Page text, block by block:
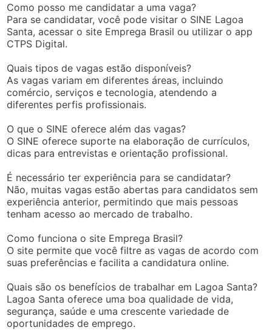
Como posso me candidatar a uma vaga?
Para se candidatar, você pode visitar o SINE Lagoa
Santa, acessar o site Emprega Brasil ou utilizar o app
CTPS Digital.
Quais tipos de vagas estão disponíveis?
As vagas variam em diferentes áreas, incluindo
comércio, serviços e tecnologia, atendendo a
diferentes perfis profissionais.
O que o SINE oferece além das vagas?
O SINE oferece suporte na elaboração de currículos,
dicas para entrevistas e orientação profissional.
É necessário ter experiência para se candidatar?
Não, muitas vagas estão abertas para candidatos sem
experiência anterior, permitindo que mais pessoas
tenham acesso ao mercado de trabalho.
Como funciona o site Emprega Brasil?
O site permite que você filtre as vagas de acordo com
suas preferências e facilita a candidatura online.
Quais são os benefícios de trabalhar em Lagoa Santa?
Lagoa Santa oferece uma boa qualidade de vida,
segurança, saúde e uma crescente variedade de
oportunidades de emprego.